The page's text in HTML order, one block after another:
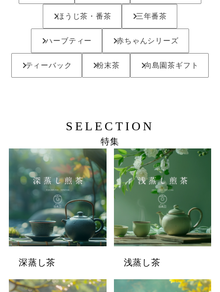
ほうじ茶・番茶 三年番茶
ハーブティー 赤ちゃんシリーズ
ティーバック 粉末茶 向島園茶ギフト
SELECTION
特集
深蒸し茶 浅蒸し茶